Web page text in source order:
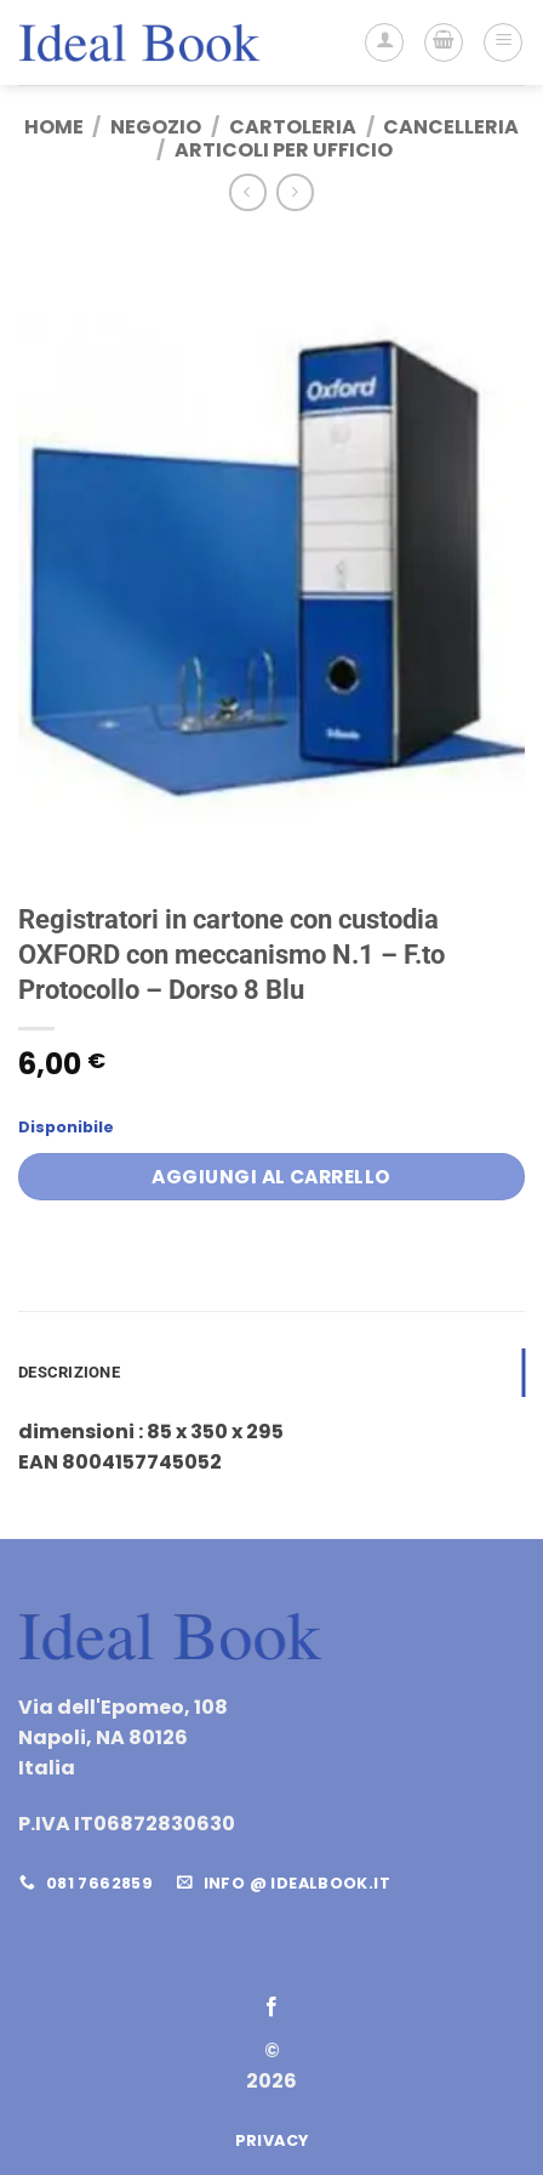
HOME / NEGOZIO / CARTOLERIA / CANCELLERIA
/ ARTICOLI PER UFFICIO
Registratori in cartone con custodia
OXFORD con meccanismo N.1 – F.to
Protocollo – Dorso 8 Blu
6,00 €
Disponibile
AGGIUNGI AL CARRELLO
DESCRIZIONE
dimensioni : 85 x 350 x 295
EAN 8004157745052
Via dell'Epomeo, 108
Napoli, NA 80126
Italia
P.IVA IT06872830630
081 7662859 INFO @ IDEALBOOK.IT
©
2026
PRIVACY